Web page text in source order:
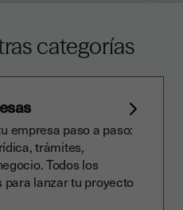
categorías
empresa paso a paso:
trámites,
Todos los
lanzar tu proyecto